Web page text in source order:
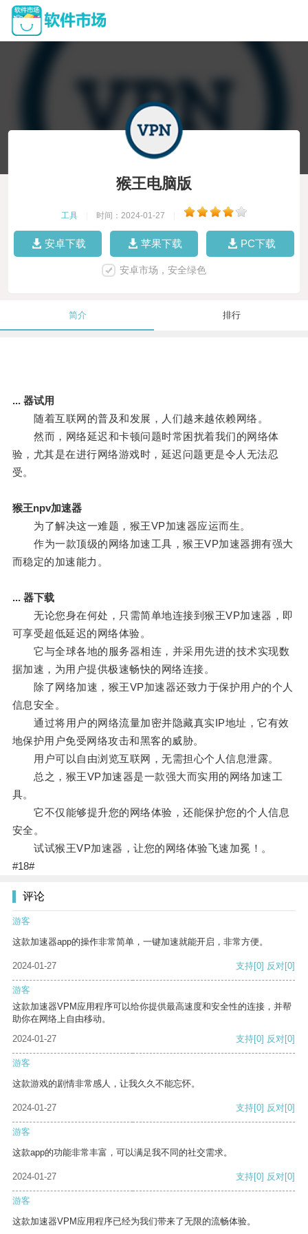
猴王电脑版
工具 时间：2024-01-27
安卓下载 苹果下载 PC下载
安卓市场，安全绿色
简介 排行
... 器试用
随着互联网的普及和发展，人们越来越依赖网络。
然而，网络延迟和卡顿问题时常困扰着我们的网络体
验，尤其是在进行网络游戏时，延迟问题更是令人无法忍
受。
猴王npv加速器
为了解决这一难题，猴王VP加速器应运而生。
作为一款顶级的网络加速工具，猴王VP加速器拥有强大
而稳定的加速能力。
... 器下载
无论您身在何处，只需简单地连接到猴王VP加速器，即
可享受超低延迟的网络体验。
它与全球各地的服务器相连，并采用先进的技术实现数
据加速，为用户提供极速畅快的网络连接。
除了网络加速，猴王VP加速器还致力于保护用户的个人
信息安全。
通过将用户的网络流量加密并隐藏真实IP地址，它有效
地保护用户免受网络攻击和黑客的威胁。
用户可以自由浏览互联网，无需担心个人信息泄露。
总之，猴王VP加速器是一款强大而实用的网络加速工
具。
它不仅能够提升您的网络体验，还能保护您的个人信息
安全。
试试猴王VP加速器，让您的网络体验飞速加冕！。
#18#
评论
游客
这款加速器app的操作非常简单，一键加速就能开启，非常方便。
2024-01-27 支持[0] 反对[0]
游客
这款加速器VPM应用程序可以给你提供最高速度和安全性的连接，并帮
助你在网络上自由移动。
2024-01-27
支持[0] 反对[0]
游客
这款游戏的剧情非常感人，让我久久不能忘怀。
2024-01-27 支持[0] 反对[0]
游客
这款app的功能非常丰富，可以满足我不同的社交需求。
2024-01-27 支持[0] 反对[0]
游客
这款加速器VPM应用程序已经为我们带来了无限的流畅体验。